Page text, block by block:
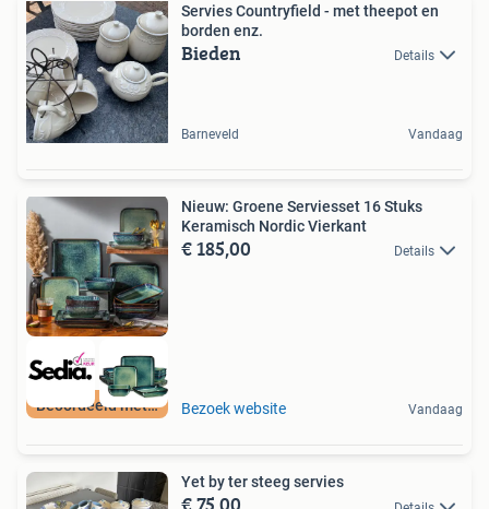
Servies Countryfield - met theepot en
borden enz.
Bieden Details
Barneveld Vandaag
Beoordeeld met 9+
Nieuw: Groene Serviesset 16 Stuks
Keramisch Nordic Vierkant
€ 185,00 Details
Bezoek website Vandaag
Yet by ter steeg servies